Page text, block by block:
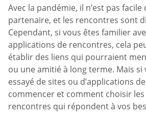
Avec la pandémie, il n’est pas
partenaire, et les rencontres sont
Cependant, si vous êtes familier
applications de rencontres, cela
établir des liens qui pourraient
ou une amitié à long terme. Mais si
essayé de sites ou d’applications
commencer et comment choisir
rencontres qui répondent à vos